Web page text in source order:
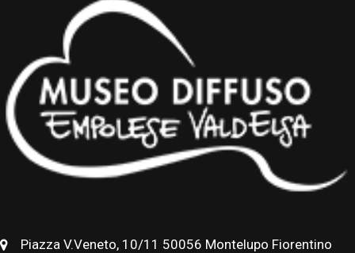
Piazza V.Veneto, 10/11 50056 Montelupo Fiorentino